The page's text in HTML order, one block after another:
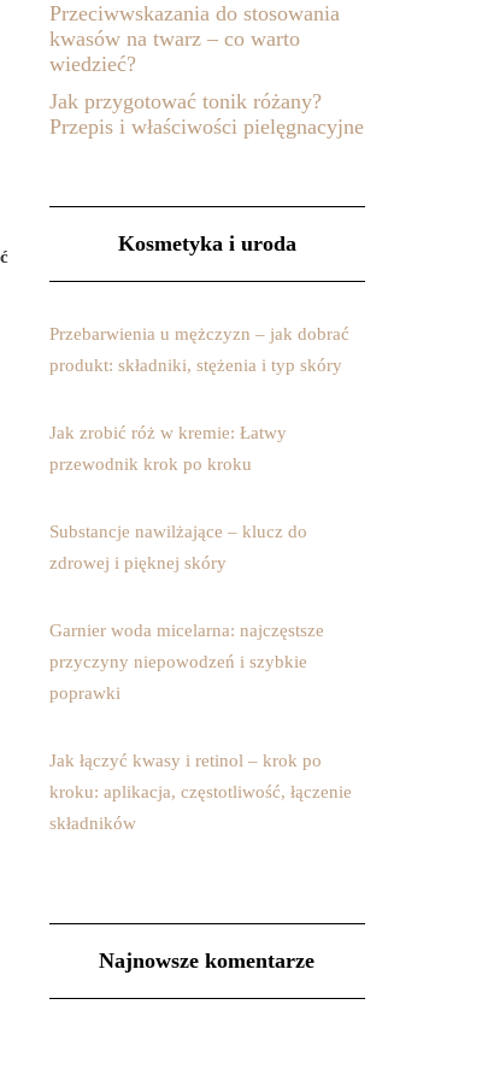
Przeciwwskazania do stosowania
kwasów na twarz – co warto
wiedzieć?
Jak przygotować tonik różany?
Przepis i właściwości pielęgnacyjne
Kosmetyka i uroda
Przebarwienia u mężczyzn – jak dobrać
produkt: składniki, stężenia i typ skóry
Jak zrobić róż w kremie: Łatwy
przewodnik krok po kroku
Substancje nawilżające – klucz do
zdrowej i pięknej skóry
Garnier woda micelarna: najczęstsze
przyczyny niepowodzeń i szybkie
poprawki
Jak łączyć kwasy i retinol – krok po
kroku: aplikacja, częstotliwość, łączenie
składników
Najnowsze komentarze